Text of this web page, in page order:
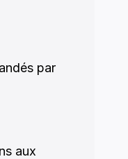
par
aux